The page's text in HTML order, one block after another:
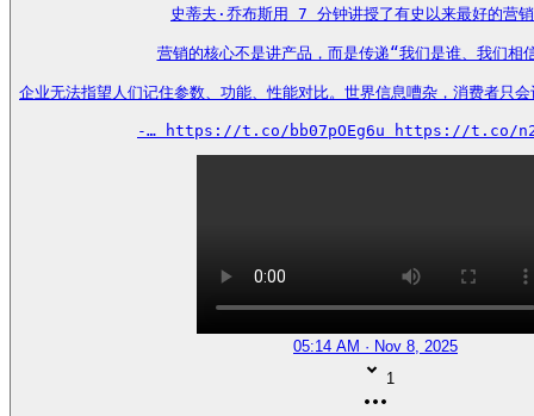
史蒂夫·乔布斯用 7 分钟讲授了有史以来最好的营
营销的核心不是讲产品，而是传递“我们是谁、我们相
企业无法指望人们记住参数、功能、性能对比。世界信息嘈杂，消费者只
-… https://t.co/bb07pOEg6u https://t.co/
05:14 AM · Nov 8, 2025
1